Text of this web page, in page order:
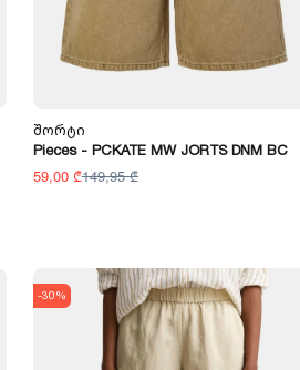
Შორტი
Pieces - PCKATE MW JORTS DNM BC
59,00 ₾149,95 ₾
-30%